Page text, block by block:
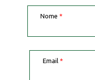
Nome *
Email *